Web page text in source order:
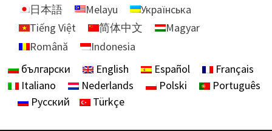
日本語
Melayu
Українська
Tiếng Việt
简体中文
Magyar
Română
Indonesia
български
English Español
Français
Italiano
Nederlands Polski
Português
Русский
Türkçe